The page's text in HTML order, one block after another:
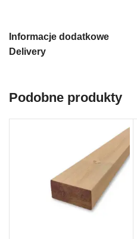
Informacje dodatkowe
Delivery
Podobne produkty